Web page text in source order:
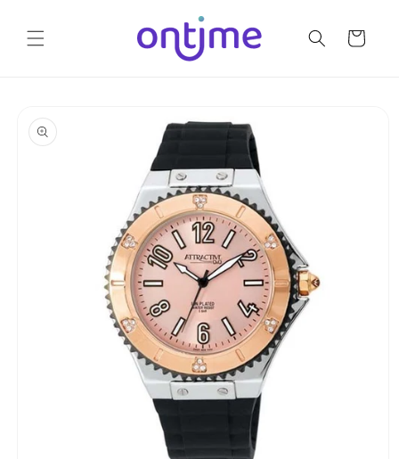
al contenido
Carrito
a la
información